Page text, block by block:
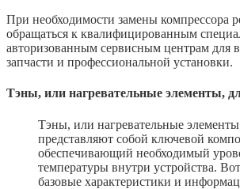
При необходимости замены компрессора
обращаться к квалифицированным
авторизованным сервисным центрам для
запчасти и профессиональной установки.
Тэны, или нагревательные элементы,
Тэны, или нагревательные
представляют собой ключевой
обеспечивающий необходимый
температуры внутри устройства.
базовые характеристики и